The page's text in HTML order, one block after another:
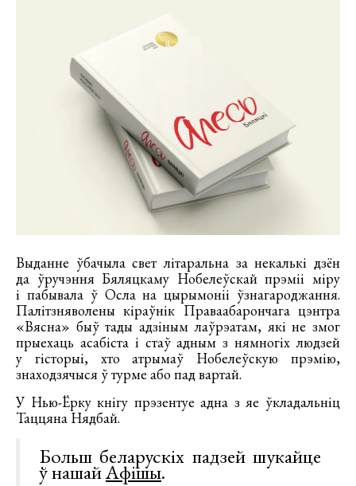
Выданне ўбачыла свет літаральна за некалькі дзён
да ўручэння Бяляцкаму Нобелеўскай прэміі міру
і пабывала ў Осла на цырымоніі ўзнагароджання.
Палітзняволены кіраўнік Праваабарончага цэнтра
«Вясна» быў тады адзіным лаўрэатам, які не змог
прыехаць асабіста і стаў адным з нямногіх людзей
у гісторыі, хто атрымаў Нобелеўскую прэмію,
знаходзячыся ў турме або пад вартай.
У Нью-Ёрку кнігу прэзентуе адна з яе ўкладальніц
Таццяна Нядбай.
Больш беларускіх падзей шукайце
ў нашайАфішы.